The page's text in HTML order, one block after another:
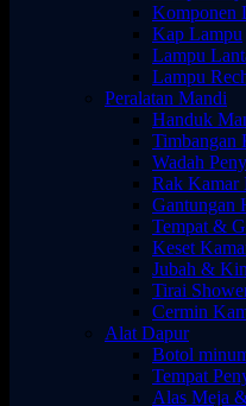
Komponen
Kap Lampu
Lampu
Lampu
Peralatan Mandi
Handuk
Timbangan
Wadah
Rak Kamar
Gantungan
Tempat &
Keset
Jubah &
Tirai
Cermin
Alat Dapur
Botol
Tempat
Alas Meja